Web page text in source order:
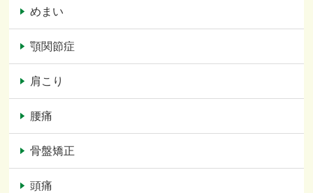
めまい
顎関節症
肩こり
腰痛
骨盤矯正
頭痛